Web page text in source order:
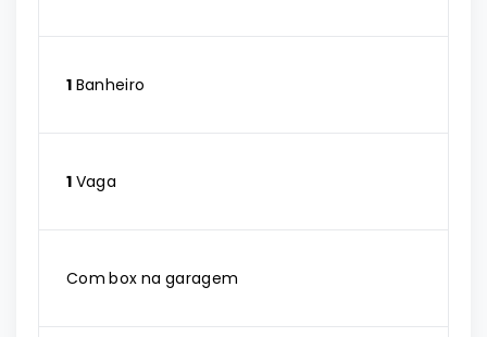
1 Banheiro
1 Vaga
Com box na garagem